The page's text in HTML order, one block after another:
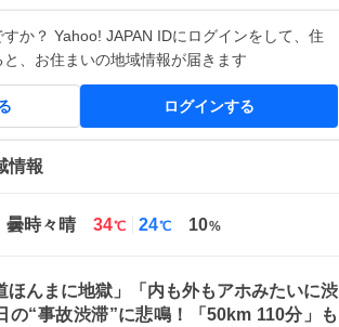
すか？ Yahoo! JAPAN IDにログインをして、住
、お住まいの地域情報が届きます
ログインする
情報
曇時々晴
最
温
34℃
最
温
24℃ 10%
ほんまに地獄」「内も外もアホみたいに渋
の“事故渋滞”に悲鳴！「50km 110分」も